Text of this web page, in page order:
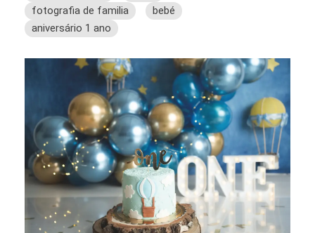
fotografia de familia
bebé
aniversário 1 ano